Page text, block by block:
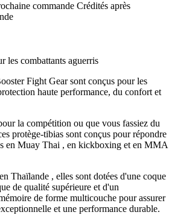
commande Crédités après
les combattants aguerris
Fight Gear sont conçus pour les
haute performance, du confort et
la compétition ou que vous fassiez du
protège-tibias sont conçus pour répondre
en Muay Thai , en kickboxing et en MMA
Thaïlande , elles sont dotées d'une coque
de qualité supérieure et d'un
de forme multicouche pour assurer
et une performance durable.